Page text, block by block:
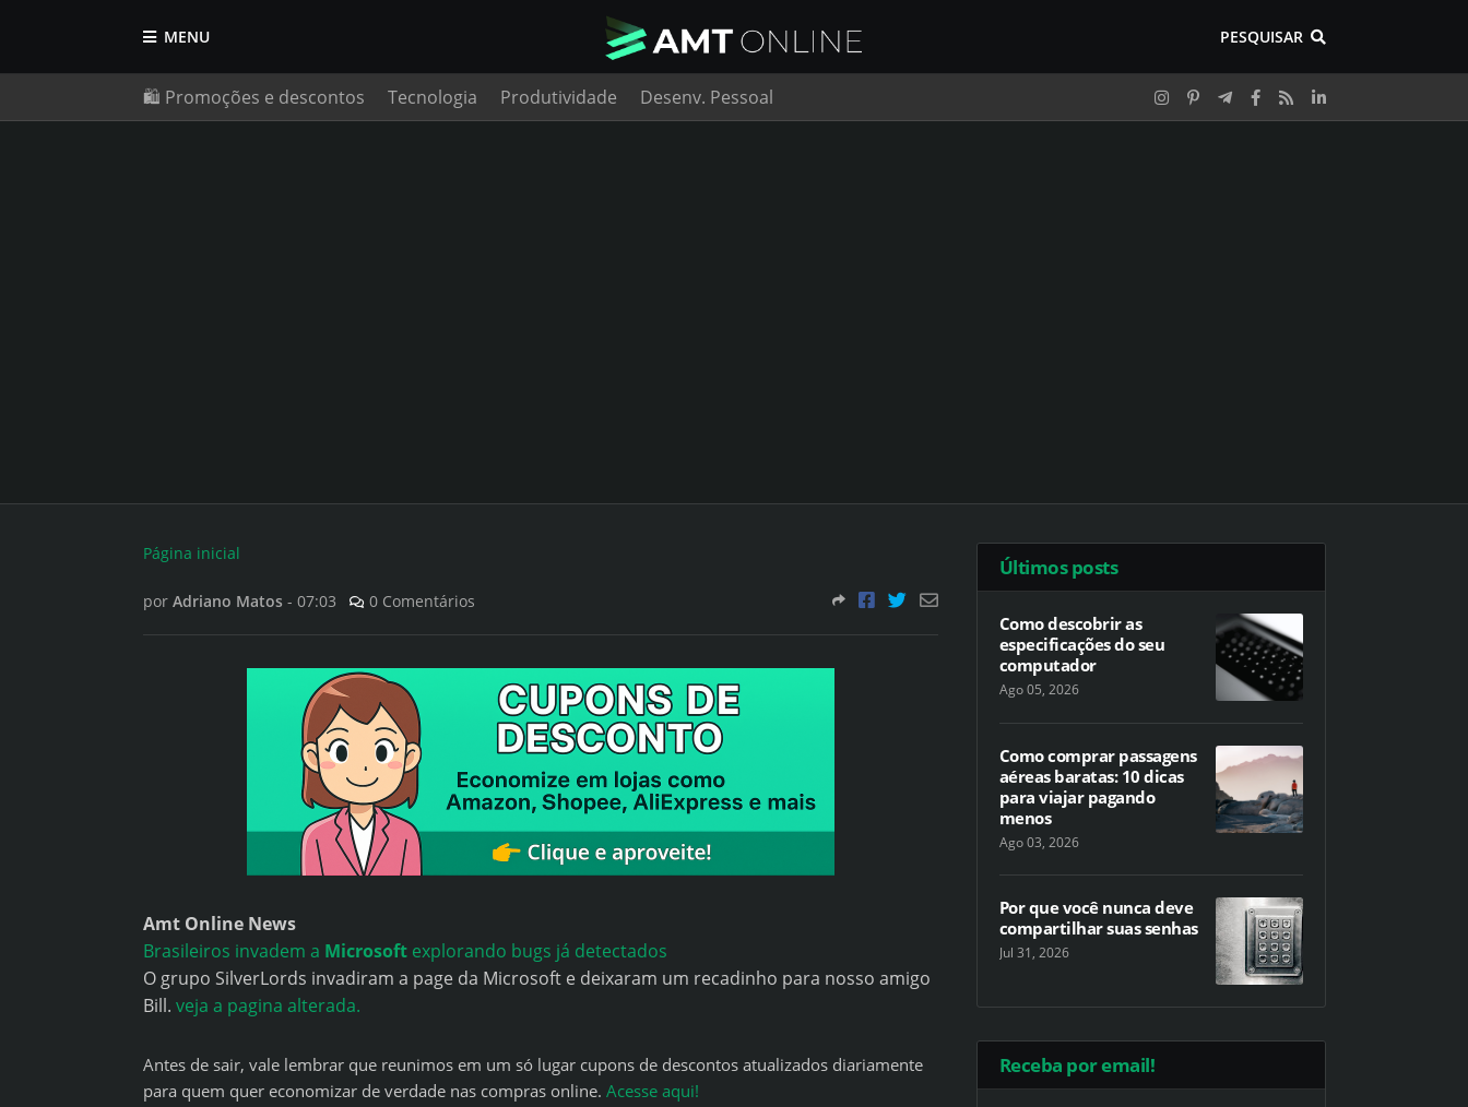
MENU PESQUISAR
🛍️ Promoções e descontos Tecnologia Produtividade Desenv. Pessoal
Página inicial
por Adriano Matos - 07:03 0 Comentários
Amt Online News
Brasileiros invadem a Microsoftexplorando bugs já detectados
O grupo SilverLords invadiram a page da Microsoft e deixaram um recadinho para nosso amigo
Bill. veja a pagina alterada.
Antes de sair, vale lembrar que reunimos em um só lugar cupons de descontos atualizados diariamente
para quem quer economizar de verdade nas compras online. Acesse aqui!
Últimos posts
Como descobrir as
especificações do seu
computador
Ago 05, 2026
Como comprar passagens
aéreas baratas: 10 dicas
para viajar pagando
menos
Ago 03, 2026
Por que você nunca deve
compartilhar suas senhas
Jul 31, 2026
Receba por email!